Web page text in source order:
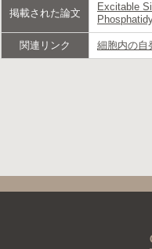
掲載された論文
Excitable
関連リンク 細胞内の自